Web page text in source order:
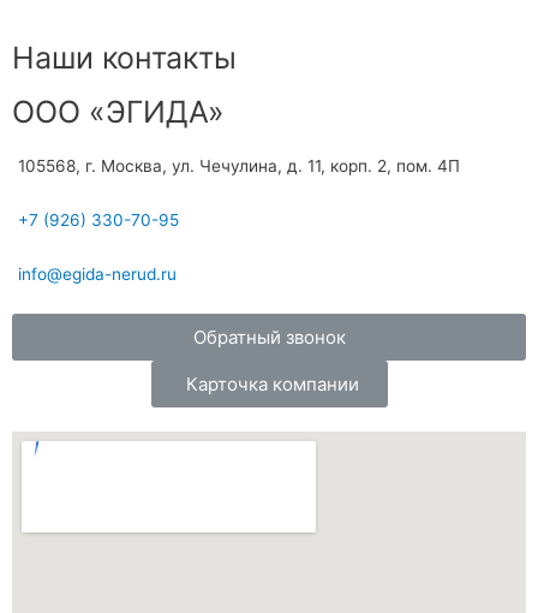
Наши контакты
ООО «ЭГИДА»
105568, г. Москва, ул. Чечулина, д. 11, корп. 2, пом. 4П
+7 (926) 330-70-95
info@egida-nerud.ru
Обратный звонок
Карточка компании